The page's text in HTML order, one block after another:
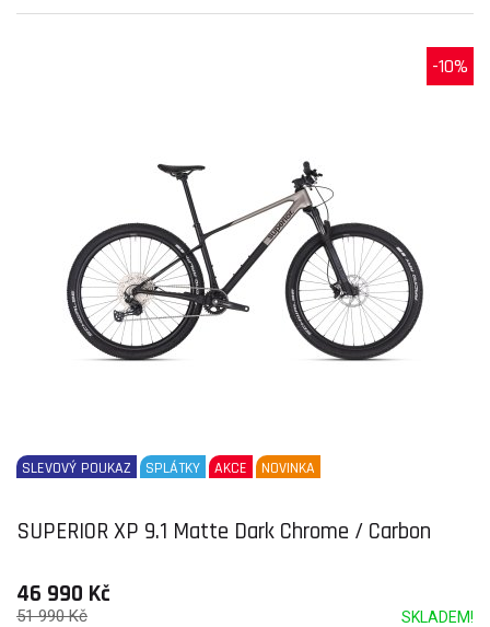
-10%
SLEVOVÝ POUKAZ SPLÁTKY AKCE NOVINKA
SUPERIOR XP 9.1 Matte Dark Chrome / Carbon
46 990 Kč
SKLADEM!
51 990 Kč